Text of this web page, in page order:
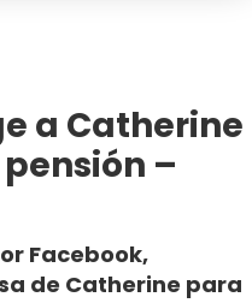
a Catherine
–
Facebook,
de Catherine para